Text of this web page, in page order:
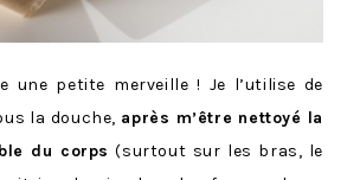
une petite merveille ! Je l’utilise de
la douche, après m’être nettoyé la
du corps (surtout sur les bras, le